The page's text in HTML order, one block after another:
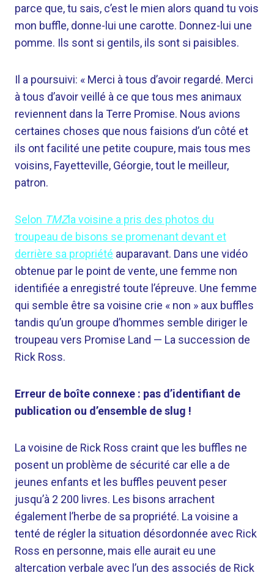
parce que, tu sais, c’est le mien alors quand tu vois
mon buffle, donne-lui une carotte. Donnez-lui une
pomme. Ils sont si gentils, ils sont si paisibles.
Il a poursuivi: « Merci à tous d’avoir regardé. Merci
à tous d’avoir veillé à ce que tous mes animaux
reviennent dans la Terre Promise. Nous avions
certaines choses que nous faisions d’un côté et
ils ont facilité une petite coupure, mais tous mes
voisins, Fayetteville, Géorgie, tout le meilleur,
patron.
Selon TMZla voisine a pris des photos du
troupeau de bisons se promenant devant et
derrière sa propriété auparavant. Dans une vidéo
obtenue par le point de vente, une femme non
identifiée a enregistré toute l’épreuve. Une femme
qui semble être sa voisine crie « non » aux buffles
tandis qu’un groupe d’hommes semble diriger le
troupeau vers Promise Land — La succession de
Rick Ross.
Erreur de boîte connexe : pas d’identifiant de
publication ou d’ensemble de slug !
La voisine de Rick Ross craint que les buffles ne
posent un problème de sécurité car elle a de
jeunes enfants et les buffles peuvent peser
jusqu’à 2 200 livres. Les bisons arrachent
également l’herbe de sa propriété. La voisine a
tenté de régler la situation désordonnée avec Rick
Ross en personne, mais elle aurait eu une
altercation verbale avec l’un des associés de Rick